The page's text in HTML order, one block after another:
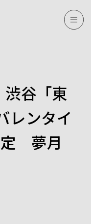
渋谷「東
レンタイ
定 夢月